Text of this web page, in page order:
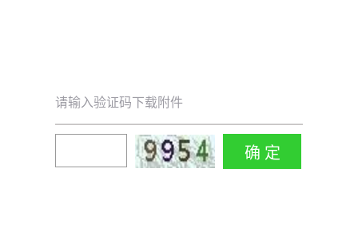
请输入验证码下载附件